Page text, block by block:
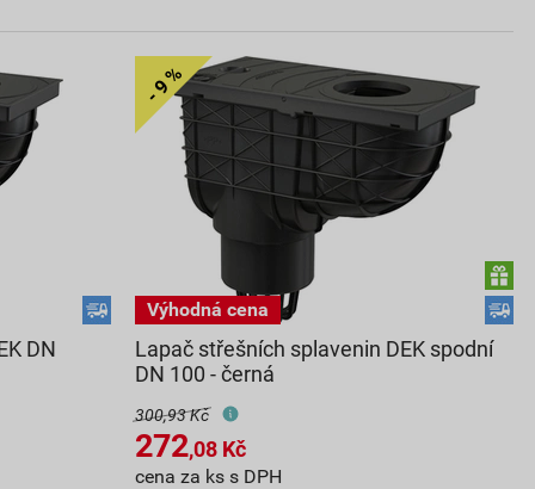
DN
Lapač střešních splavenin DEK spodní
DN 100 - černá
300,93 Kč
272,08Kč
cena za ks s DPH